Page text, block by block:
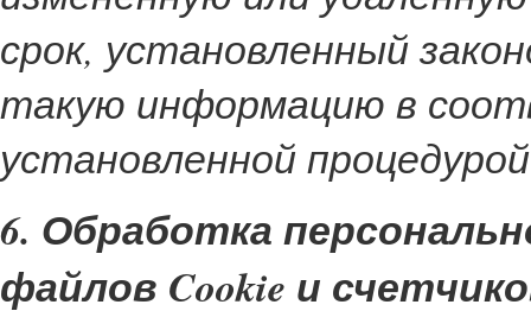
срок, установленный
такую информацию в
установленной
6. Обработка
файлов Cookie и